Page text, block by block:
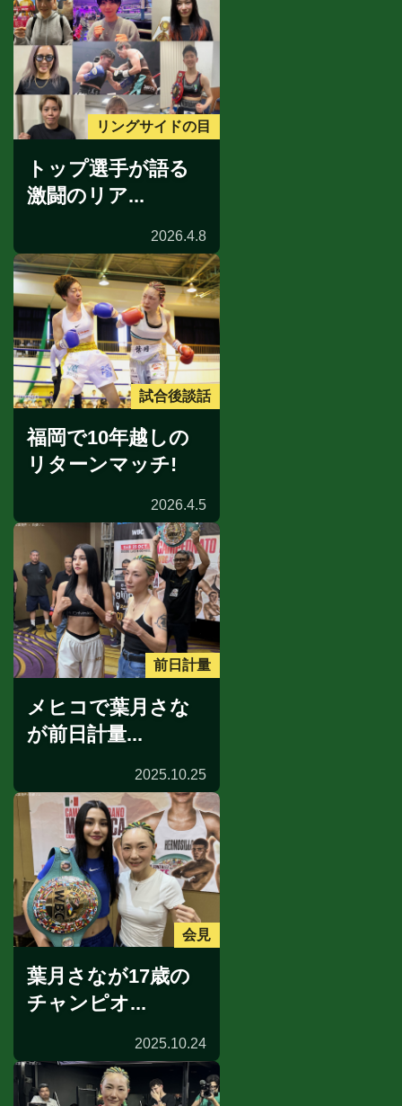
リングサイドの目
トップ選手が語る
激闘のリア...
2026.4.8
試合後談話
福岡で10年越しの
リターンマッチ!
2026.4.5
前日計量
メヒコで葉月さな
が前日計量...
2025.10.25
会見
葉月さなが17歳の
チャンピオ...
2025.10.24